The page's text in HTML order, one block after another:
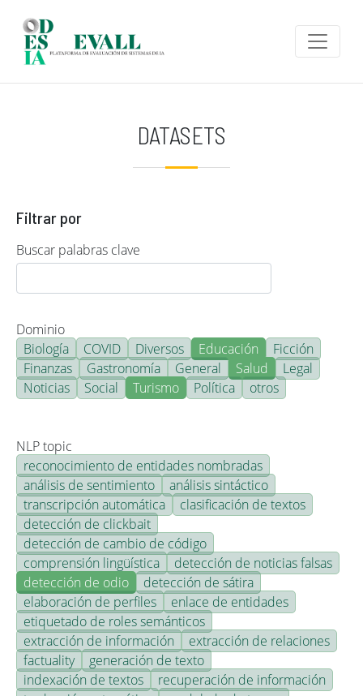
DATASETS
Filtrar por
Buscar palabras clave
Dominio
Biología
COVID Diversos Educación
Ficción
Finanzas
Gastronomía General Salud
Legal
Noticias
Social Turismo Política otros
NLP topic
reconocimiento de entidades nombradas
análisis de sentimiento
análisis sintáctico
transcripción automática
clasificación de textos
detección de clickbait
detección de cambio de código
comprensión lingüística
detección de noticias falsas
detección de odio
detección de sátira
elaboración de perfiles
enlace de entidades
etiquetado de roles semánticos
extracción de información
extracción de relaciones
factuality
generación de texto
indexación de textos
recuperación de información